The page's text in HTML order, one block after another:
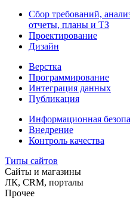
Сбор требований,
отчеты, планы и ТЗ
Проектирование
Дизайн
Верстка
Программирование
Интеграция данных
Публикация
Информационная
Внедрение
Контроль качества
Типы сайтов
Сайты и магазины
ЛК, CRM, порталы
Прочее